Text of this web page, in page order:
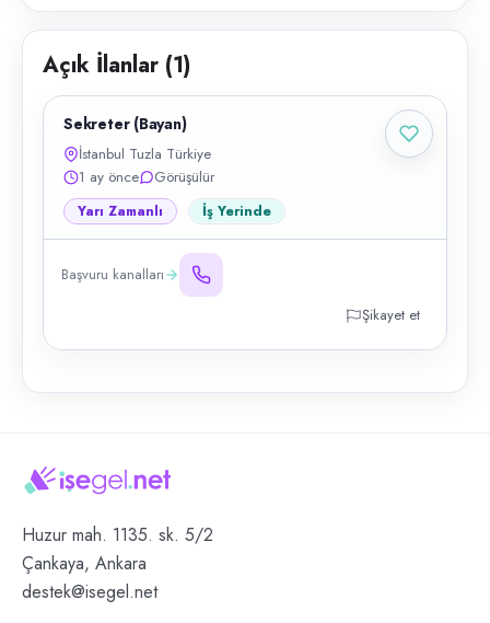
Açık İlanlar (1)
Sekreter (Bayan)
İstanbul Tuzla Türkiye
1 ay önce
Görüşülür
Yarı Zamanlı İş Yerinde
Başvuru kanalları
Şikayet et
Huzur mah. 1135. sk. 5/2
Çankaya, Ankara
destek@isegel.net